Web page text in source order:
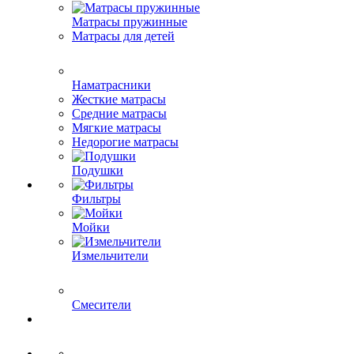
Матрасы пружинные
Матрасы для детей
Наматрасники
Жесткие матрасы
Средние матрасы
Мягкие матрасы
Недорогие матрасы
Подушки
Фильтры
Мойки
Измельчители
Смесители